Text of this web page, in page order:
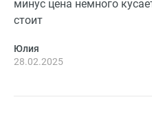
минус цена немного
стоит
Юлия
28.02.2025